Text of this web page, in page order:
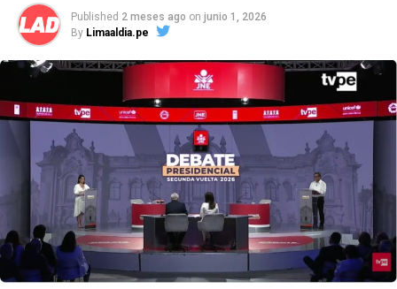
Published 2 meses ago on junio 1, 2026
By Limaaldia.pe